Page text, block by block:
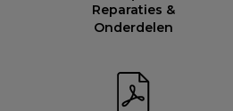
Reparaties &
Onderdelen